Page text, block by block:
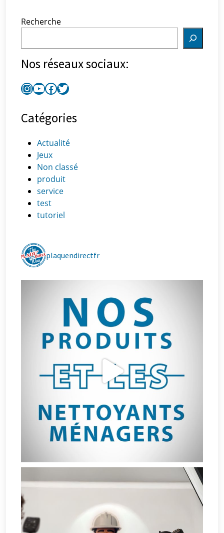
Recherche
Nos réseaux sociaux:
Catégories
Actualité
Jeux
Non classé
produit
service
test
tutoriel
plaquendirectfr